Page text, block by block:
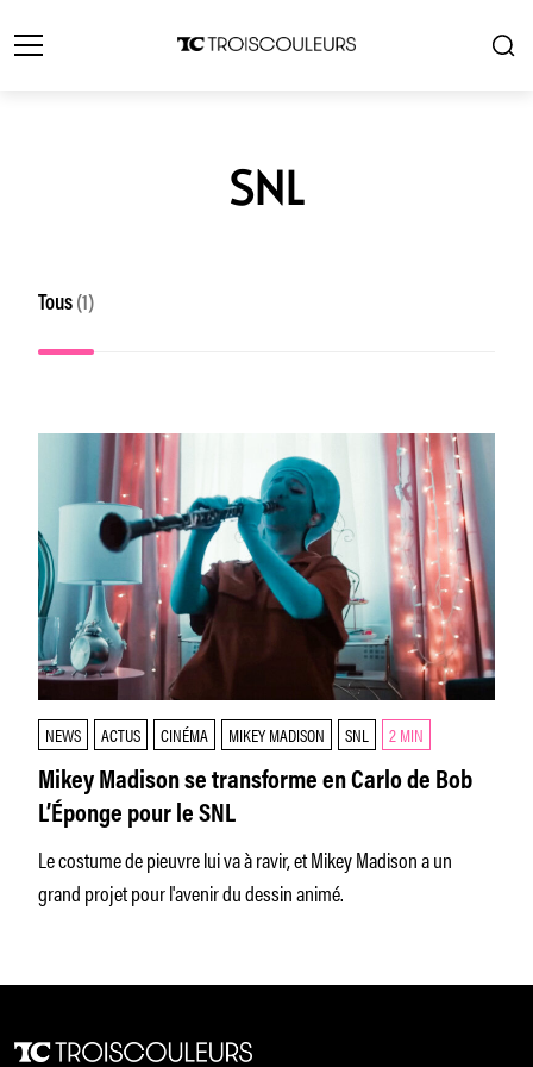
SNL
Tous (1)
NEWS ACTUS CINÉMA MIKEY MADISON SNL 2 MIN
Mikey Madison se transforme en Carlo de Bob
L’Éponge pour le SNL
Le costume de pieuvre lui va à ravir, et Mikey Madison a un
grand projet pour l'avenir du dessin animé.